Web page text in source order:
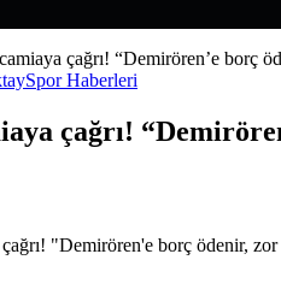
çağrı! “Demirören’e borç
Spor Haberleri
çağrı!